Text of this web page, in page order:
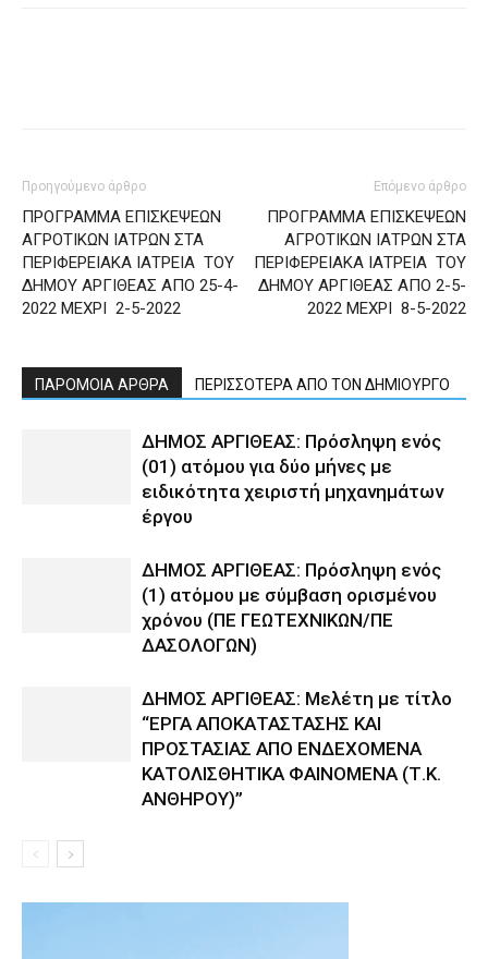
Προηγούμενο άρθρο
ΠΡΟΓΡΑΜΜΑ ΕΠΙΣΚΕΨΕΩΝ
ΑΓΡΟΤΙΚΩΝ ΙΑΤΡΩΝ ΣΤΑ
ΠΕΡΙΦΕΡΕΙΑΚΑ ΙΑΤΡΕΙΑ ΤΟΥ
ΔΗΜΟΥ ΑΡΓΙΘΕΑΣ ΑΠΟ 25-4-
2022 ΜΕΧΡΙ 2-5-2022
Επόμενο άρθρο
ΠΡΟΓΡΑΜΜΑ ΕΠΙΣΚΕΨΕΩΝ
ΑΓΡΟΤΙΚΩΝ ΙΑΤΡΩΝ ΣΤΑ
ΠΕΡΙΦΕΡΕΙΑΚΑ ΙΑΤΡΕΙΑ ΤΟΥ
ΔΗΜΟΥ ΑΡΓΙΘΕΑΣ ΑΠΟ 2-5-
2022 ΜΕΧΡΙ 8-5-2022
ΠΑΡΟΜΟΙΑ ΑΡΘΡΑ ΠΕΡΙΣΣΟΤΕΡΑ ΑΠΟ ΤΟΝ ΔΗΜΙΟΥΡΓΟ
ΔΗΜΟΣ ΑΡΓΙΘΕΑΣ: Πρόσληψη ενός
(01) ατόμου για δύο μήνες με
ειδικότητα χειριστή μηχανημάτων
έργου
ΔΗΜΟΣ ΑΡΓΙΘΕΑΣ: Πρόσληψη ενός
(1) ατόμου με σύμβαση ορισμένου
χρόνου (ΠΕ ΓΕΩΤΕΧΝΙΚΩΝ/ΠΕ
ΔΑΣΟΛΟΓΩΝ)
ΔΗΜΟΣ ΑΡΓΙΘΕΑΣ: Μελέτη με τίτλο
“ΕΡΓΑ ΑΠΟΚΑΤΑΣΤΑΣΗΣ ΚΑΙ
ΠΡΟΣΤΑΣΙΑΣ ΑΠΟ ΕΝΔΕΧΟΜΕΝΑ
ΚΑΤΟΛΙΣΘΗΤΙΚΑ ΦΑΙΝΟΜΕΝΑ (Τ.Κ.
ΑΝΘΗΡΟΥ)”